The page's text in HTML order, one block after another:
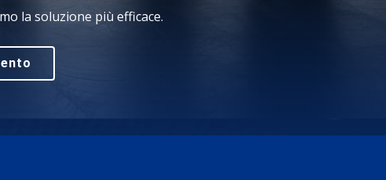
la soluzione più efficace.